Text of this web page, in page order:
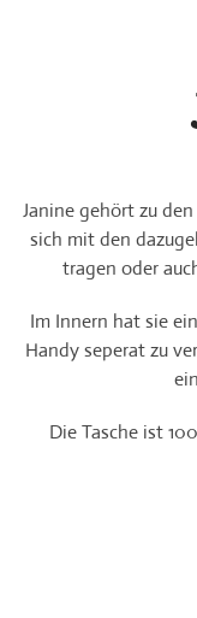
Janine gehört zu
sich mit den
tragen oder
Im Innern hat sie
Handy seperat zu
Die Tasche ist